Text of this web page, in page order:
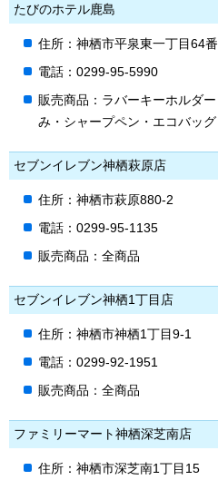
たびのホテル鹿島
住所：神栖市平泉東一丁目64
電話：0299-95-5990
販売商品：ラバーキーホルダ
み・シャープペン・エコバッ
セブンイレブン神栖萩原店
住所：神栖市萩原880-2
電話：0299-95-1135
販売商品：全商品
セブンイレブン神栖1丁目店
住所：神栖市神栖1丁目9-1
電話：0299-92-1951
販売商品：全商品
ファミリーマート神栖深芝南店
住所：神栖市深芝南1丁目15